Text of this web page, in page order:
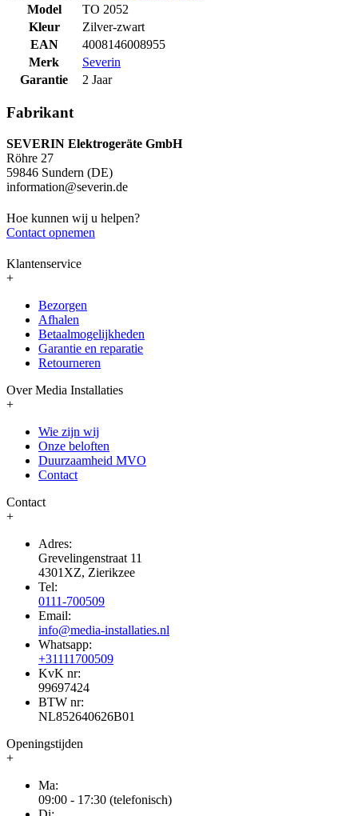
Model
TO 2052
Kleur
Zilver-zwart
EAN
4008146008955
Merk
Severin
Garantie
2 Jaar
Fabrikant
SEVERIN Elektrogeräte GmbH
Röhre 27
59846 Sundern (DE)
information@severin.de
Hoe kunnen wij u helpen?
Contact opnemen
Klantenservice
+
Bezorgen
Afhalen
Betaalmogelijkheden
Garantie en reparatie
Retourneren
Over Media Installaties
+
Wie zijn wij
Onze beloften
Duurzaamheid MVO
Contact
Contact
+
Adres:
Grevelingenstraat 11
4301XZ, Zierikzee
Tel:
0111-700509
Email:
info@media-installaties.nl
Whatsapp:
+31111700509
KvK nr:
99697424
BTW nr:
NL852640626B01
Openingstijden
+
Ma:
09:00 - 17:30 (telefonisch)